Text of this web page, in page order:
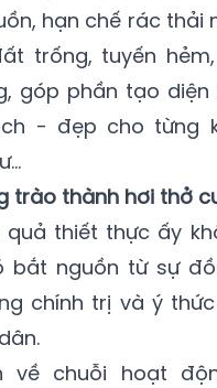
hạn chế rác thải
trống, tuyến
góp phần tạo
- đẹp cho từng
trào thành hơi thở
quả thiết thực ấy
bắt nguồn từ sự
chính trị và ý
về chuỗi hoạt